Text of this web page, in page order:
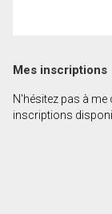
Mes inscriptions
N'hésitez pas à
inscriptions